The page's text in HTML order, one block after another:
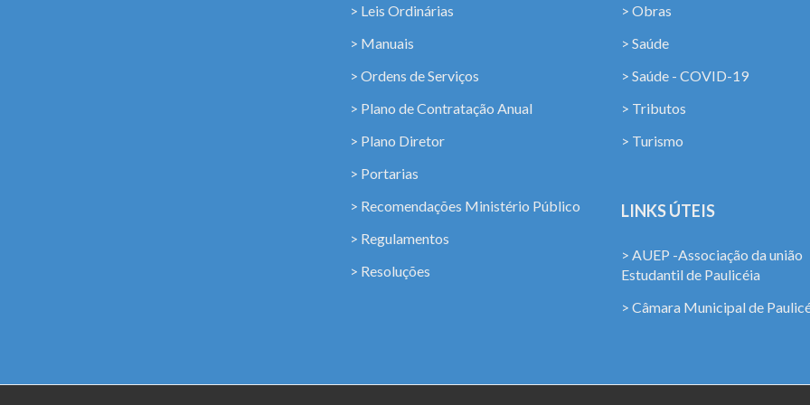
> Leis Ordinárias
> Manuais
> Ordens de Serviços
> Plano de Contratação Anual
> Plano Diretor
> Portarias
> Recomendações Ministério Público
> Regulamentos
> Resoluções
> Obras
> Saúde
> Saúde - COVID-19
> Tributos
> Turismo
LINKS ÚTEIS
> AUEP -Associação da união
Estudantil de Paulicéia
> Câmara Municipal de